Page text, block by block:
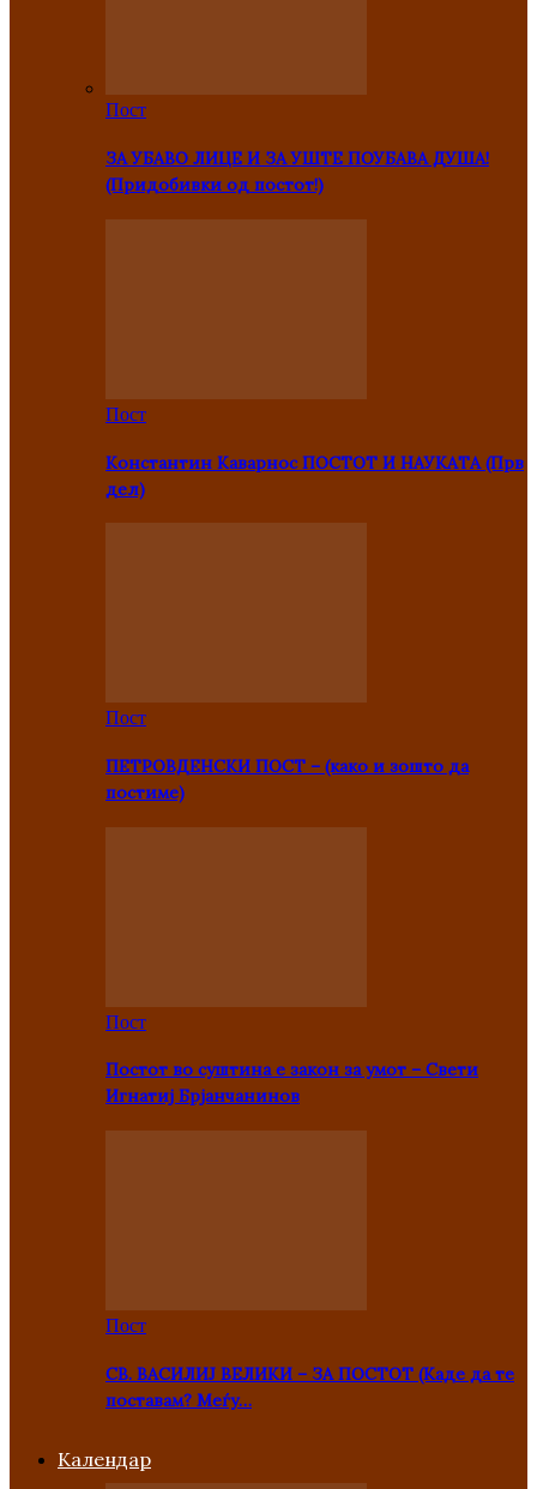
Пост
ЗА УБАВО ЛИЦЕ И ЗА УШТЕ ПОУБАВА ДУША!
(Придобивки од постот!)
Пост
Константин Каварнос ПОСТОТ И НАУКАТА (Прв
дел)
Пост
ПЕТРОВДЕНСКИ ПОСТ – (како и зошто да
постиме)
Пост
Постот во суштина е закон за умот – Свети
Игнатиј Брјанчанинов
Пост
СВ. ВАСИЛИЈ ВЕЛИКИ – ЗА ПОСТОТ (Каде да те
поставам? Меѓу…
Kалендар